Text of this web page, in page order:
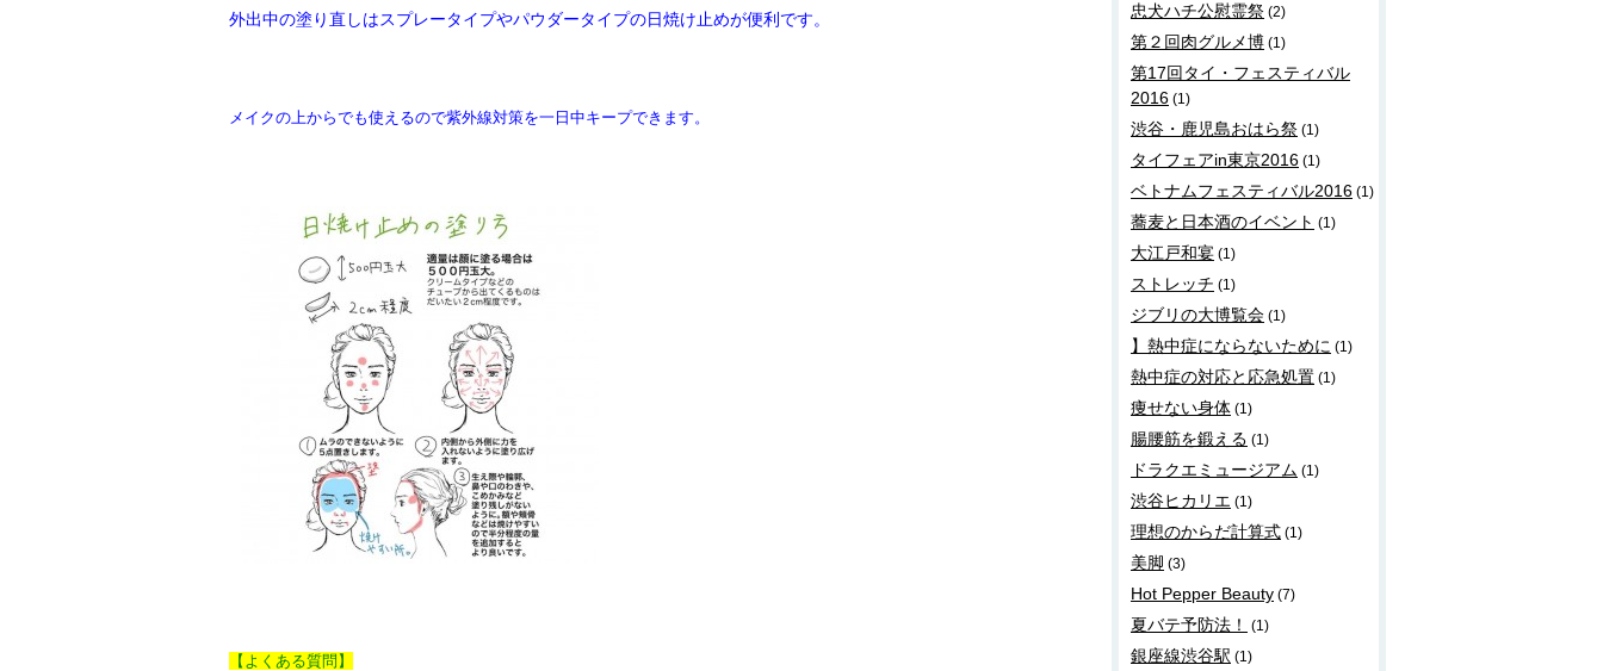
外出中の塗り直しはスプレータイプやパウダータイプの日焼け止めが便利です。
メイクの上からでも使えるので紫外線対策を一日中キープできます。
【よくある質問】
忠犬ハチ公慰霊祭 (2)
第２回肉グルメ博 (1)
第17回タイ・フェスティバル
2016 (1)
渋谷・鹿児島おはら祭 (1)
タイフェアin東京2016 (1)
ベトナムフェスティバル2016 (1)
蕎麦と日本酒のイベント (1)
大江戸和宴 (1)
ストレッチ (1)
ジブリの大博覧会 (1)
】熱中症にならないために (1)
熱中症の対応と応急処置 (1)
痩せない身体 (1)
腸腰筋を鍛える (1)
ドラクエミュージアム (1)
渋谷ヒカリエ (1)
理想のからだ計算式 (1)
美脚 (3)
Hot Pepper Beauty (7)
夏バテ予防法！ (1)
銀座線渋谷駅 (1)